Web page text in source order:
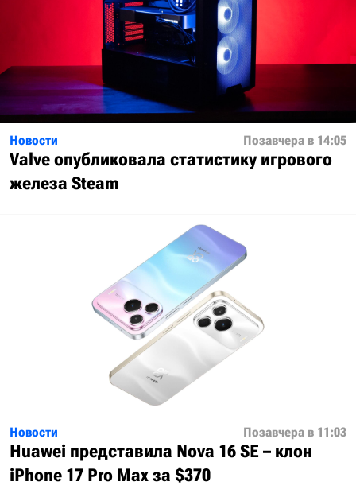
Новости Позавчера в 14:05
Valve опубликовала статистику игрового
железа Steam
Новости Позавчера в 11:03
Huawei представила Nova 16 SE – клон
iPhone 17 Pro Max за $370